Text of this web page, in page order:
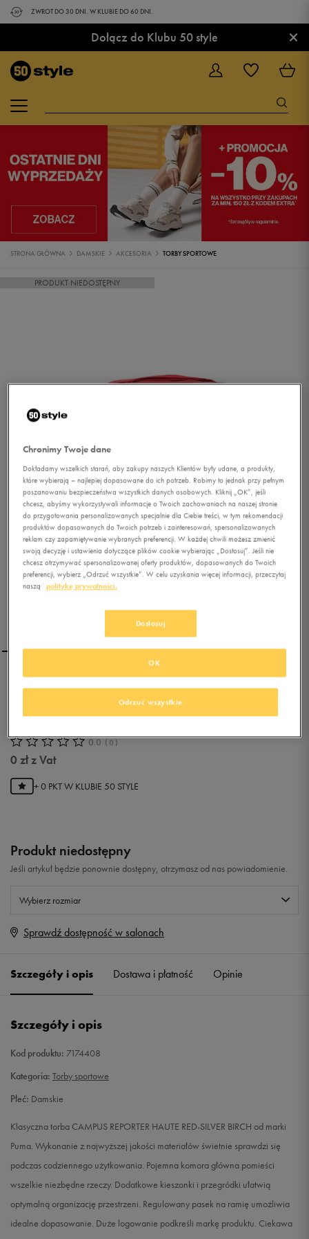
ZWROT DO 30 DNI. W KLUBIE DO 60 DNI.
Dołącz do Klubu 50 style ×
STRONA GŁÓWNA DAMSKIE AKCESORIA TORBY SPORTOWE
PRODUKT NIEDOSTĘPNY
1/4
PUMA TORBA CAMPUS
REPORTER HAUTE RED-
SILVER BIRCH
0.0 ( 0 )
0 złz Vat
+ 0 PKT W KLUBIE 50 STYLE
Produkt niedostępny
Jeśli artykuł będzie ponownie dostępny, otrzymasz od nas powiadomienie.
Wybierz rozmiar
ONE SIZE Powiadom o dostępności
Sprawdź dostępność w salonach
Szczegóły i opis Dostawa i płatność Opinie
Szczegóły i opis
Kod produktu: 7174408
Kategoria: Torby sportowe
Płeć: Damskie
Klasyczna torba CAMPUS REPORTER HAUTE RED-SILVER BIRCH od marki
Puma. Wykonanie z najwyższej jakości materiałów świetnie sprawdzi się
podczas codziennego użytkowania. Pojemna komora główna pomieści
wszelkie niezbędne rzeczy. Dodatkowe kieszonki i przegródki ułatwią
optymalną organizację przestrzeni. Regulowany pasek na ramię umożliwia
idealne dopasowanie. Duże logowanie podkreśli markę produktu. Ciekawa
Chronimy Twoje dane
Dokładamy wszelkich starań, aby zakupy naszych Klientów były udane, a produkty,
które wybierają – najlepiej dopasowane do ich potrzeb. Robimy to jednak przy pełnym
poszanowaniu bezpieczeństwa wszystkich danych osobowych. Kliknij „OK”, jeśli
chcesz, abyśmy wykorzystywali informacje o Twoich zachowaniach na naszej stronie
do przygotowania personalizowanych specjalnie dla Ciebie treści, w tym rekomendacji
produktów dopasowanych do Twoich potrzeb i zainteresowań, spersonalizowanych
reklam czy zapamiętywanie wybranych preferencji. W każdej chwili możesz zmienić
swoją decyzję i ustawienia dotyczące plików cookie wybierając „Dostosuj”. Jeśli nie
chcesz otrzymywać spersonalizowanej oferty produktów, dopasowanych do Twoich
preferencji, wybierz „Odrzuć wszystkie”. W celu uzyskania więcej informacji, przeczytaj
naszą
politykę prywatności.
Dostosuj
Odrzuć wszystkie
OK